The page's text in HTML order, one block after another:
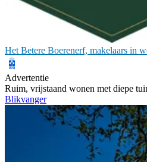
Het Betere Boerenerf, makelaars in
Advertentie
Ruim, vrijstaand wonen met diepe
Blikvanger